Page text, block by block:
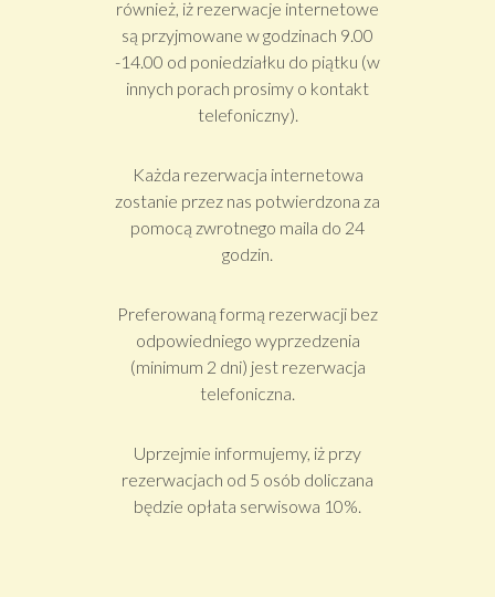
również, iż rezerwacje internetowe
są przyjmowane w godzinach 9.00
-14.00 od poniedziałku do piątku (w
innych porach prosimy o kontakt
telefoniczny).
Każda rezerwacja internetowa
zostanie przez nas potwierdzona za
pomocą zwrotnego maila do 24
godzin.
Preferowaną formą rezerwacji bez
odpowiedniego wyprzedzenia
(minimum 2 dni) jest rezerwacja
telefoniczna.
Uprzejmie informujemy, iż przy
rezerwacjach od 5 osób doliczana
będzie opłata serwisowa 10%.